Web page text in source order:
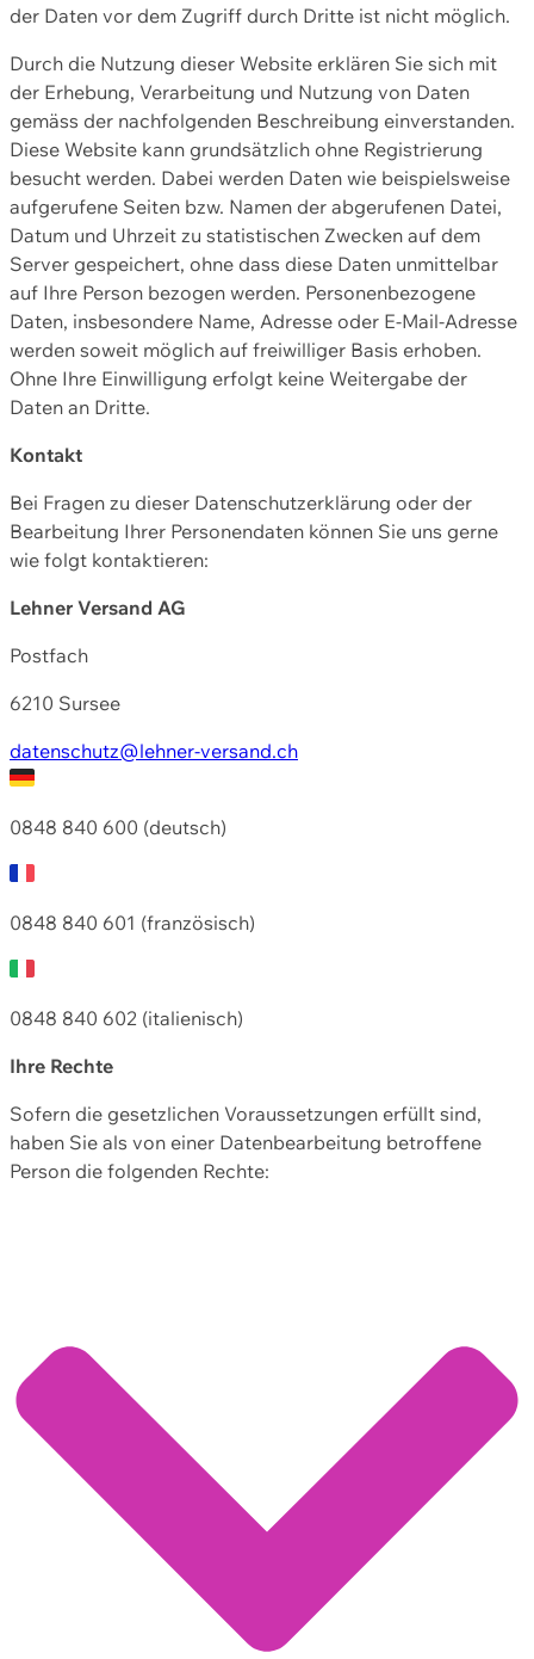
der Daten vor dem Zugriff durch Dritte ist nicht möglich.
Durch die Nutzung dieser Website erklären Sie sich mit
der Erhebung, Verarbeitung und Nutzung von Daten
gemäss der nachfolgenden Beschreibung einverstanden.
Diese Website kann grundsätzlich ohne Registrierung
besucht werden. Dabei werden Daten wie beispielsweise
aufgerufene Seiten bzw. Namen der abgerufenen Datei,
Datum und Uhrzeit zu statistischen Zwecken auf dem
Server gespeichert, ohne dass diese Daten unmittelbar
auf Ihre Person bezogen werden. Personenbezogene
Daten, insbesondere Name, Adresse oder E-Mail-Adresse
werden soweit möglich auf freiwilliger Basis erhoben.
Ohne Ihre Einwilligung erfolgt keine Weitergabe der
Daten an Dritte.
Kontakt
Bei Fragen zu dieser Datenschutzerklärung oder der
Bearbeitung Ihrer Personendaten können Sie uns gerne
wie folgt kontaktieren:
Lehner Versand AG
Postfach
6210 Sursee
datenschutz@lehner-versand.ch
0848 840 600 (deutsch)
0848 840 601 (französisch)
0848 840 602 (italienisch)
Ihre Rechte
Sofern die gesetzlichen Voraussetzungen erfüllt sind,
haben Sie als von einer Datenbearbeitung betroffene
Person die folgenden Rechte: